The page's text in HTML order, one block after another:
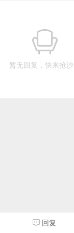
暂无回复，快来抢
回复